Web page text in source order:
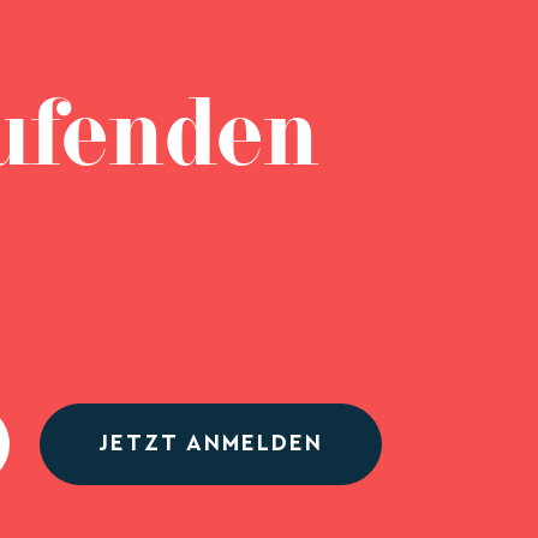
JETZT ANMELDEN